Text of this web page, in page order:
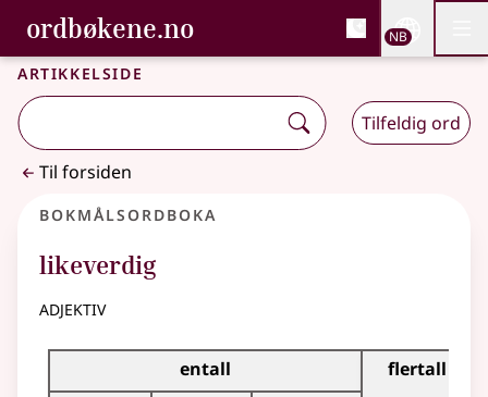
Gå til hovedinnhold
Tilgjengelighet
ordbøkene.no, Bokmålsordboka og
Bokmålsordboka og Nynorskordboka
NB
Artikkelside
Tilfeldig ord
Til forsiden
Bokmålsordboka
likeverdig
adjektiv
Bøyingstabell for dette adjektivet
entall
flertall